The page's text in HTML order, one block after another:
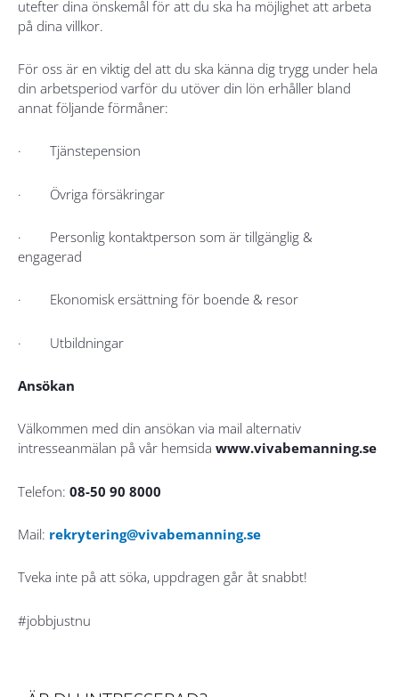
utefter dina önskemål för att du ska ha möjlighet att arbeta
på dina villkor.
För oss är en viktig del att du ska känna dig trygg under hela
din arbetsperiod varför du utöver din lön erhåller bland
annat följande förmåner:
· Tjänstepension
· Övriga försäkringar
· Personlig kontaktperson som är tillgänglig &
engagerad
· Ekonomisk ersättning för boende & resor
· Utbildningar
Ansökan
Välkommen med din ansökan via mail alternativ
intresseanmälan på vår hemsida www.vivabemanning.se
Telefon: 08-50 90 8000
Mail: rekrytering@vivabemanning.se
Tveka inte på att söka, uppdragen går åt snabbt!
#jobbjustnu